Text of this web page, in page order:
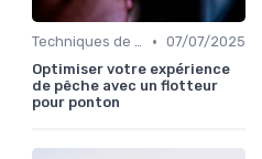
Techniques de Pêche • 07/07/2025
Optimiser votre expérience
de pêche avec un flotteur
pour ponton